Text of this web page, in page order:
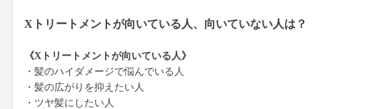
Xトリートメントが向いている人、向いていない人は？
《Xトリートメントが向いている人》
・髪のハイダメージで悩んでいる人
・髪の広がりを抑えたい人
・ツヤ髪にしたい人